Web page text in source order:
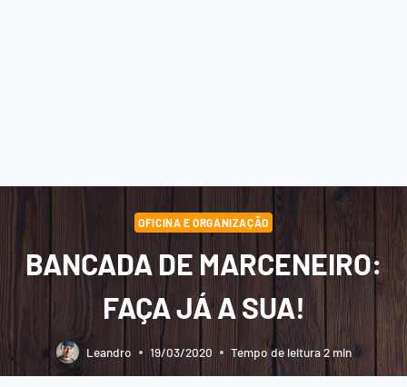
OFICINA E ORGANIZAÇÃO
BANCADA DE MARCENEIRO:
FAÇA JÁ A SUA!
Leandro 19/03/2020 Tempo de leitura2min